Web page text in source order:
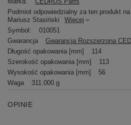
Podmiot odpowiedzialny za ten produkt
Mariusz Stasiński
Więcej
Symbol:
010051
Gwarancja
Gwarancja Rozszerzona
Długość opakowania [mm]
114
Szerokość opakowania [mm]
113
Wysokość opakowania [mm]
56
Waga
311.000 g
OPINIE